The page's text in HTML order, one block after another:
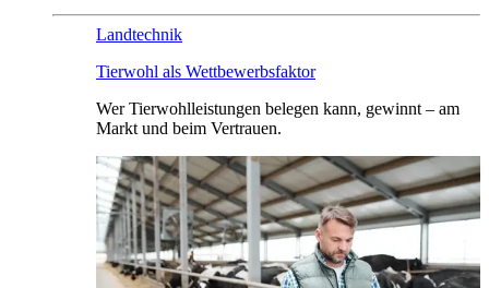
Landtechnik
Tierwohl als Wettbewerbsfaktor
Wer Tierwohlleistungen belegen kann, gewinnt – am
Markt und beim Vertrauen.